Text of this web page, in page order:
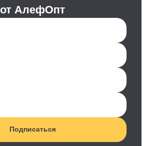
от АлефОпт
Подписаться